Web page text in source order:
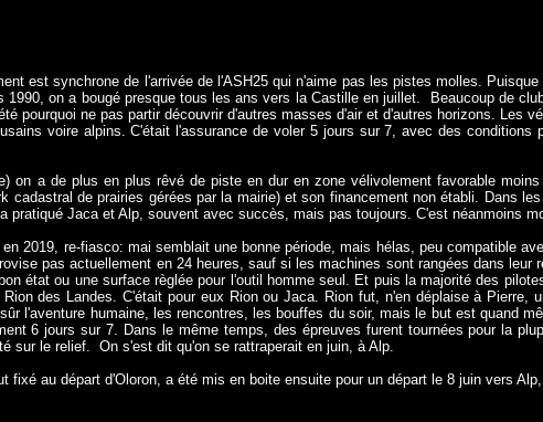
est synchrone de l'arrivée de l'ASH25 qui n'aime pas les pistes molles.
on a bougé presque tous les ans vers la Castille en juillet.
Beaucoup de
pourquoi ne pas partir découvrir d'autres masses d'air et d'autres horizons. Les
voire alpins. C'était l'assurance de voler 5 jours sur 7, avec des conditions
a de plus en plus rêvé de piste en dur en zone vélivolement favorable
de prairies gérées par la mairie) et son financement non établi. Dans
Jaca et Alp, souvent avec succès, mais pas toujours. C'est néanmoins
2019, re-fiasco: mai semblait une bonne période, mais hélas, peu compatible
pas actuellement en 24 heures, sauf si les machines sont rangées dans leur
état ou une surface règlée pour l'outil homme seul. Et puis la majorité des
des Landes. C'était pour eux Rion ou Jaca. Rion fut, n'en déplaise à Pierre,
l'aventure humaine, les rencontres, les bouffes du soir, mais le but est quand
6 jours sur 7. Dans le même temps, des épreuves furent tournées pour la
sur le relief. On s'est dit qu'on se rattraperait en juin, à Alp.
au départ d'Oloron, a été mis en boite ensuite pour un départ le 8 juin vers